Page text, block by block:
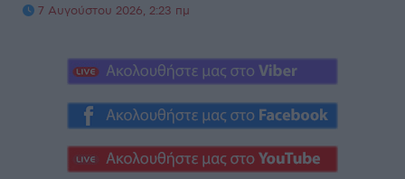
7 Αυγούστου 2026, 2:23 πμ